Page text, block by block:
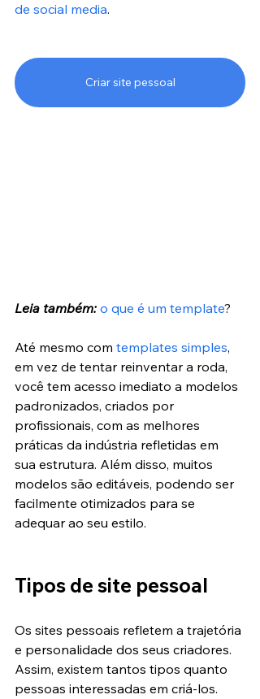
de social media.
Criar site pessoal
Leia também: o que é um template?
Até mesmo com templates simples,
em vez de tentar reinventar a roda,
você tem acesso imediato a modelos
padronizados, criados por
profissionais, com as melhores
práticas da indústria refletidas em
sua estrutura. Além disso, muitos
modelos são editáveis, podendo ser
facilmente otimizados para se
adequar ao seu estilo.
Tipos de site pessoal
Os sites pessoais refletem a trajetória
e personalidade dos seus criadores.
Assim, existem tantos tipos quanto
pessoas interessadas em criá-los.